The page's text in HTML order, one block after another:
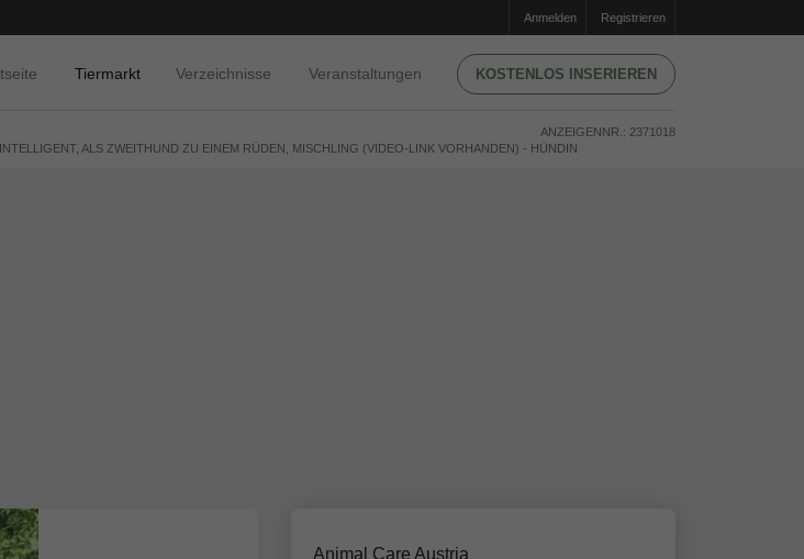
Anmelden Registrieren
Tiermarkt Verzeichnisse Veranstaltungen KOSTENLOS INSERIEREN
ALS ZWEITHUND ZU EINEM RÜDEN, MISCHLING (VIDEO-LINK VORHANDEN) - HÜNDIN
ANZEIGENNR.: 2371018
Animal Care Austria